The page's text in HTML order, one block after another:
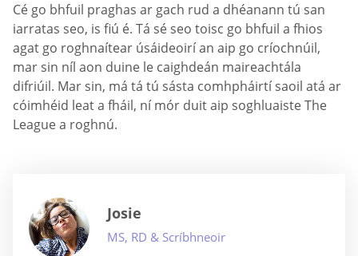
Cé go bhfuil praghas ar gach rud a dhéanann tú san
iarratas seo, is fiú é. Tá sé seo toisc go bhfuil a fhios
agat go roghnaítear úsáideoirí an aip go críochnúil,
mar sin níl aon duine le caighdeán maireachtála
difriúil. Mar sin, má tá tú sásta comhpháirtí saoil atá ar
cóimhéid leat a fháil, ní mór duit aip soghluaiste The
League a roghnú.
Josie
MS, RD & Scríbhneoir